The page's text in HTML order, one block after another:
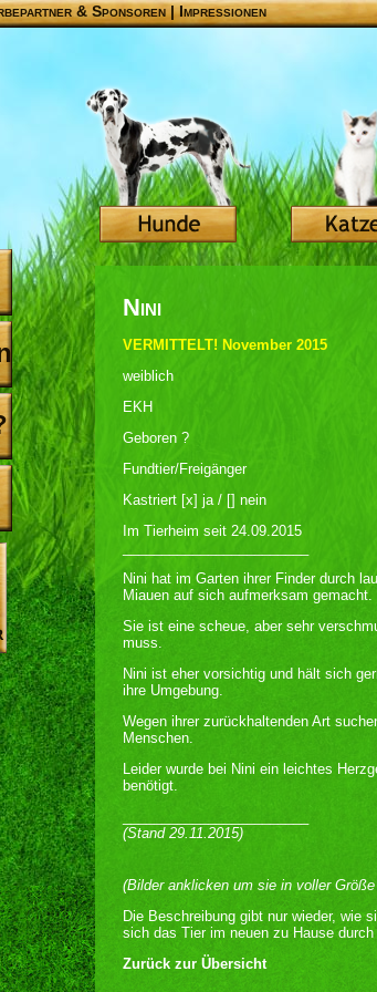
& Sponsoren|Impressionen
Nini
VERMITTELT! November 2015
weiblich
EKH
Geboren ?
Fundtier/Freigänger
Kastriert [x] ja / [] nein
Im Tierheim seit 24.09.2015
Nini hat im Garten ihrer Finder durch
Miauen auf sich aufmerksam gemacht.
Sie ist eine scheue, aber sehr
muss.
Nini ist eher vorsichtig und hält sich
ihre Umgebung.
Wegen ihrer zurückhaltenden Art
Menschen.
Leider wurde bei Nini ein leichtes
benötigt.
(Stand 29.11.2015)
(Bilder anklicken um sie in voller
Die Beschreibung gibt nur wieder, wie
sich das Tier im neuen zu Hause
Zurück zur Übersicht